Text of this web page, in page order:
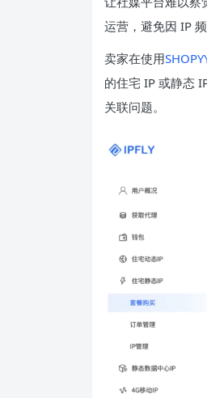
运营，避免因 IP
卖家在使用
的住宅 IP 或静态
关联问题。